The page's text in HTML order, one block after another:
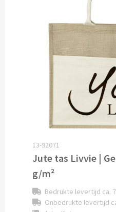
Schrijfwaren &
Pennen
Balpennen bedrukken
Houten balpennen
Luxe pennen bedrukken
Overige schrijfwaren
13-92071
Jute tas Livvie |
g/m²
Bedrukte levertijd ca.
Onbedrukte levertijd